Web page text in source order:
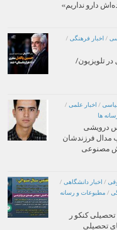
دارو نداریم»
/ اخبار فرهنگی /
پاکدل پس از ۳۳ سال در تلویزیون/
/ اخبار علمی /
ها
درویشی
فرزندشان
مصنوعی
/ اخبار دانشگاهی /
/ مطبوعات و رسانه
کنکو ر
رشته های تحصیلی